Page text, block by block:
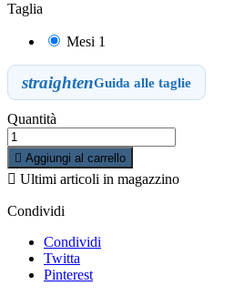
Taglia
Mesi 1
straightenGuida alle taglie
Quantità
 Aggiungi al carrello
 Ultimi articoli in magazzino
Condividi
Condividi
Twitta
Pinterest